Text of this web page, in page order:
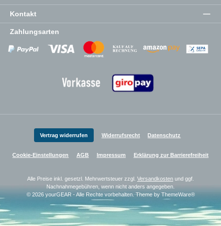
Kontakt
Zahlungsarten
Zahlungsanbieter Zahlungsanbieter
Zahlungsanbieter
Vertrag widerrufen Widerrufsrecht Datenschutz
Cookie-Einstellungen AGB Impressum Erklärung zur Barrierefreiheit
Alle Preise inkl. gesetzl. Mehrwertsteuer zzgl. Versandkosten und ggf.
Nachnahmegebühren, wenn nicht anders angegeben.
© 2026 yourGEAR - Alle Rechte vorbehalten. Theme by ThemeWare®